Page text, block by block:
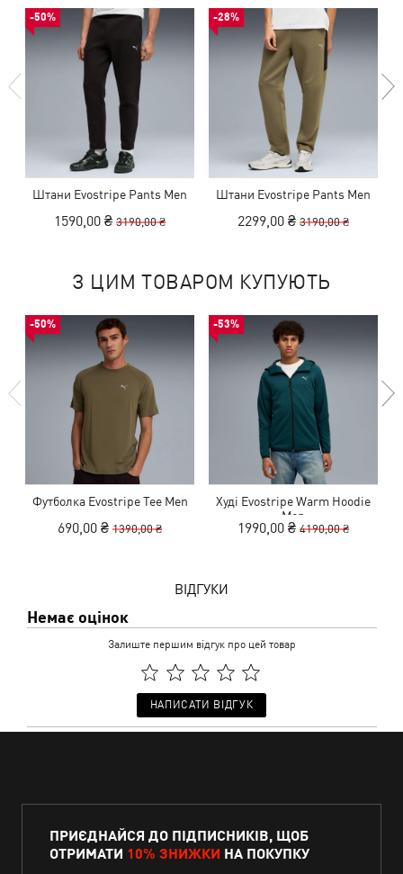
-50%
Штани Evostripe Pants Men
1590,00 ₴ 3190,00 ₴
-28%
Штани Evostripe Pants Men
2299,00 ₴ 3190,00 ₴
З ЦИМ ТОВАРОМ КУПУЮТЬ
-50%
Футболка Evostripe Tee Men
690,00 ₴ 1390,00 ₴
-53%
Худі Evostripe Warm Hoodie
Men
1990,00 ₴ 4190,00 ₴
ВІДГУКИ
Немає оцінок
Залиште першим відгук про цей товар
НАПИСАТИ ВІДГУК
ПРИЄДНАЙСЯ ДО ПІДПИСНИКІВ, ЩОБ
ОТРИМАТИ 10% ЗНИЖКИ НА ПОКУПКУ